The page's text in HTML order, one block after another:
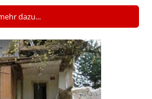
dazu...